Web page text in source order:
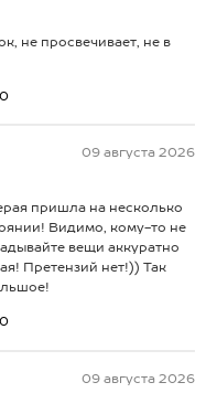
не просвечивает, не в
0
09 августа 2026
пришла на несколько
Видимо, кому-то не
вещи аккуратно
Претензий нет!)) Так
0
09 августа 2026